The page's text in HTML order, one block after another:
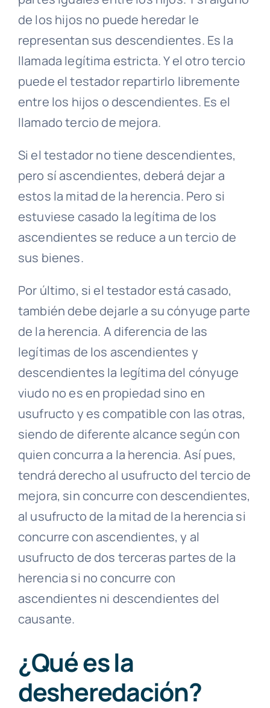
de los hijos no puede heredar le
representan sus descendientes. Es la
llamada legítima estricta. Y el otro tercio
puede el testador repartirlo libremente
entre los hijos o descendientes. Es el
llamado tercio de mejora.
Si el testador no tiene descendientes,
pero sí ascendientes, deberá dejar a
estos la mitad de la herencia. Pero si
estuviese casado la legítima de los
ascendientes se reduce a un tercio de
sus bienes.
Por último, si el testador está casado,
también debe dejarle a su cónyuge parte
de la herencia. A diferencia de las
legítimas de los ascendientes y
descendientes la legítima del cónyuge
viudo no es en propiedad sino en
usufructo y es compatible con las otras,
siendo de diferente alcance según con
quien concurra a la herencia. Así pues,
tendrá derecho al usufructo del tercio de
mejora, sin concurre con descendientes,
al usufructo de la mitad de la herencia si
concurre con ascendientes, y al
usufructo de dos terceras partes de la
herencia si no concurre con
ascendientes ni descendientes del
causante.
¿Qué es la
desheredación?